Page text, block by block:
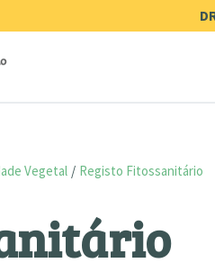
Vegetal Registo Fitossanitário